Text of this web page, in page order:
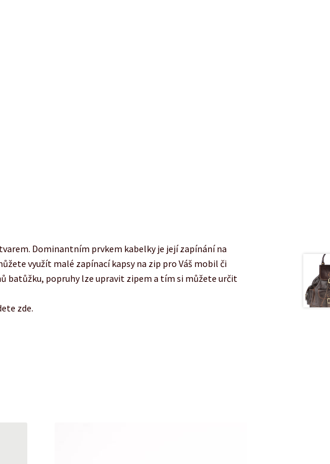
Dominantním prvkem kabelky je její zapínání na
využít malé zapínací kapsy na zip pro Váš mobil či
batůžku, popruhy lze upravit zipem a tím si můžete určit
zde.